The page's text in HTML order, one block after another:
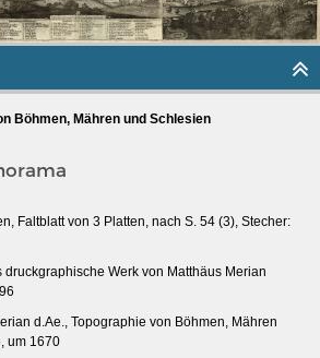
Schiffbau
Böhmen, Mähren und Schlesien
Faltblatt von 3 Platten, nach S. 54 (3), Stecher:
druckgraphische Werk von Matthäus Merian
d.Ae., Topographie von Böhmen, Mähren
um 1670